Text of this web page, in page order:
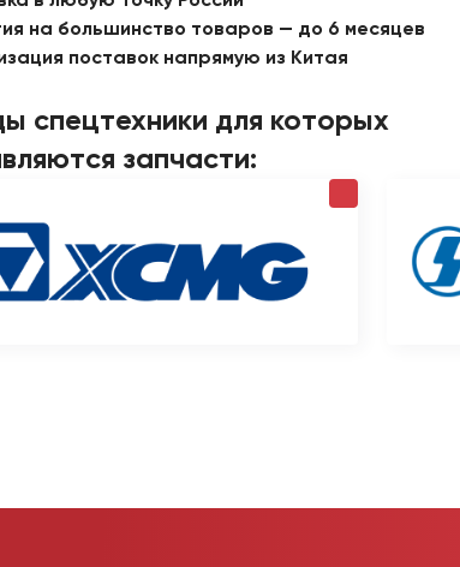
на большинство товаров — до 6 месяцев
поставок напрямую из Китая
спецтехники для которых
запчасти: